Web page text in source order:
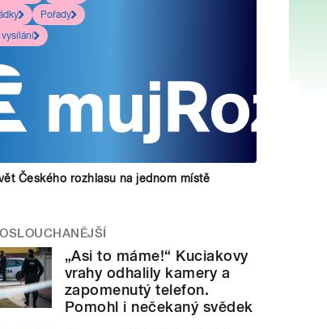
Pořady
Českého rozhlasu na jednom místě
„Asi to máme!“ Kuciakovy
vrahy odhalily kamery a
zapomenutý telefon.
Pomohl i nečekaný svědek